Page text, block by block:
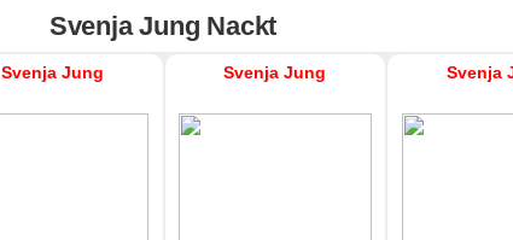
Svenja Jung Nackt
Svenja Jung Svenja Jung Svenja